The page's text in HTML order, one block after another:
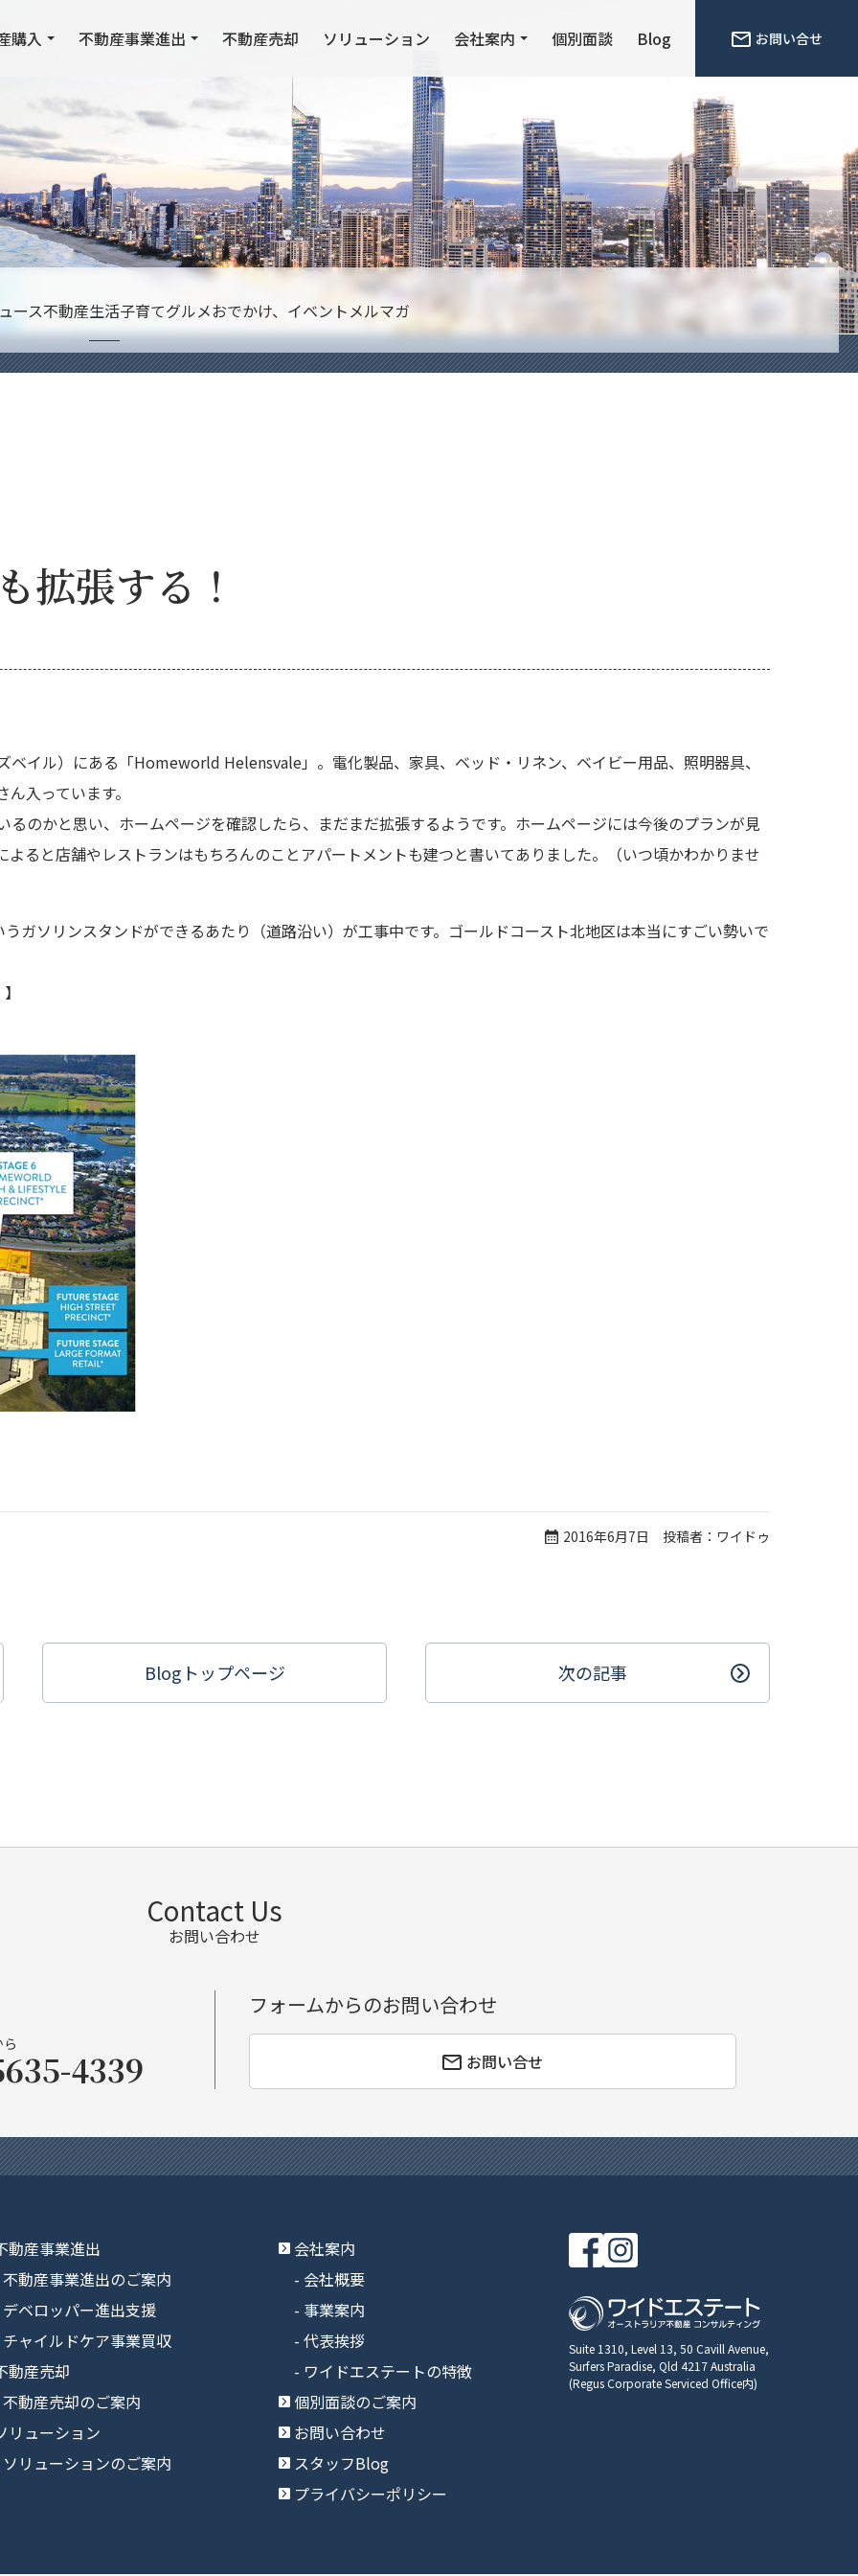
購入 不動産事業進出 不動産売却 ソリューション 会社案内 個別面談 Blog お問い合せ
ース不動産生活子育てグルメおでかけ、イベント メルマガ
張する！
イル）にある「Homeworld Helensvale」。電化製品、家具、ベッド・リネン、ベイビー用品、照明器具、
入っています。
のかと思い、ホームページを確認したら、まだまだ拡張するようです。ホームページには今後のプランが見
ると店舗やレストランはもちろんのことアパートメントも建つと書いてありました。（いつ頃かわかりませ
ガソリンスタンドができるあたり（道路沿い）が工事中です。ゴールドコースト北地区は本当にすごい勢いで
2016年6月7日 投稿者：ワイドゥ
Blogトップページ 次の記事
Contact Us
お問い合わせ
4339
フォームからのお問い合わせ
お問い合せ
動産事業進出
不動産事業進出のご案内
デベロッパー進出支援
チャイルドケア事業買収
動産売却
不動産売却のご案内
リューション
ソリューションのご案内
会社案内
会社概要
事業案内
代表挨拶
ワイドエステートの特徴
個別面談のご案内
お問い合わせ
スタッフBlog
プライバシーポリシー
Suite 1310, Level 13, 50 Cavill Avenue,
Surfers Paradise, Qld 4217 Australia
(Regus Corporate Serviced Office内)